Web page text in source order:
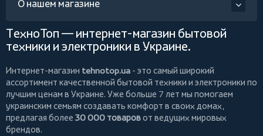
О нашем магазине
ТехноТоп — интернет-магазин бытовой
техники и электроники в Украине.
Интернет-магазин tehnotop.ua - это самый широкий
ассортимент качественной бытовой техники и электроники по
лучшим ценам в Украине. Уже больше 7 лет мы помогаем
украинским семьям создавать комфорт в своих домах,
предлагая более 30 000 товаровот ведущих мировых
брендов.